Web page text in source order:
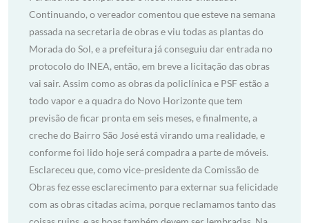
Continuando, o vereador comentou que esteve na semana
passada na secretaria de obras e viu todas as plantas do
Morada do Sol, e a prefeitura já conseguiu dar entrada no
protocolo do INEA, então, em breve a licitação das obras
vai sair. Assim como as obras da policlínica e PSF estão a
todo vapor e a quadra do Novo Horizonte que tem
previsão de ficar pronta em seis meses, e finalmente, a
creche do Bairro São José está virando uma realidade, e
conforme foi lido hoje será compadra a parte de móveis.
Esclareceu que, como vice-presidente da Comissão de
Obras fez esse esclarecimento para externar sua felicidade
com as obras citadas acima, porque reclamamos tanto das